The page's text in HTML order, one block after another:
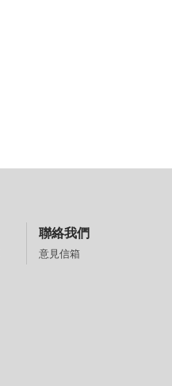
聯絡我們
意見信箱